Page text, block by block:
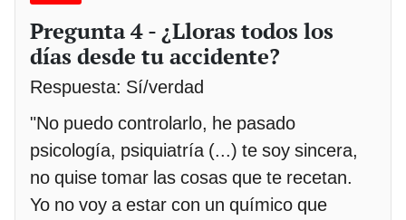
Pregunta 4 - ¿Lloras todos los
días desde tu accidente?
Respuesta: Sí/verdad
"No puedo controlarlo, he pasado
psicología, psiquiatría (...) te soy sincera,
no quise tomar las cosas que te recetan.
Yo no voy a estar con un químico que